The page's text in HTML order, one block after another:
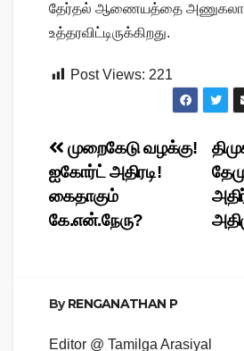
தேர்தல் ஆணையத்தை
உத்தரவிட்டிருக்கிறது.
Post Views: 221
Post
navigation
முறைகேடு வழக்கு!
ஐகோர்ட் அதிரடி!
கைதாகும்
கே.என்.நேரு?
ByRENGANATHAN P
Editor @ Tamilga Arasiyal